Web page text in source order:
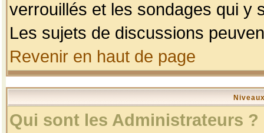
verrouillés et les sondages qui y
Les sujets de discussions
Revenir en haut de page
Qui sont les Administrateurs ?